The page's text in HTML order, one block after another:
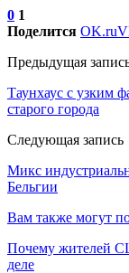
0 1
Поделится OK.ru
Предыдущая
Таунхаус с узким
старого города
Следующая запись
Микс
Бельгии
Вам также могут
Почему жителей
деле